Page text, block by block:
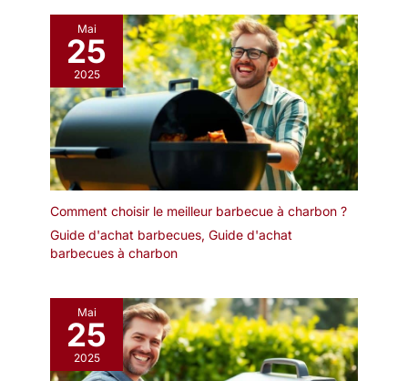
Mai
25
2025
Comment choisir le meilleur barbecue à charbon ?
Guide d'achat barbecues, Guide d'achat
barbecues à charbon
Mai
25
2025